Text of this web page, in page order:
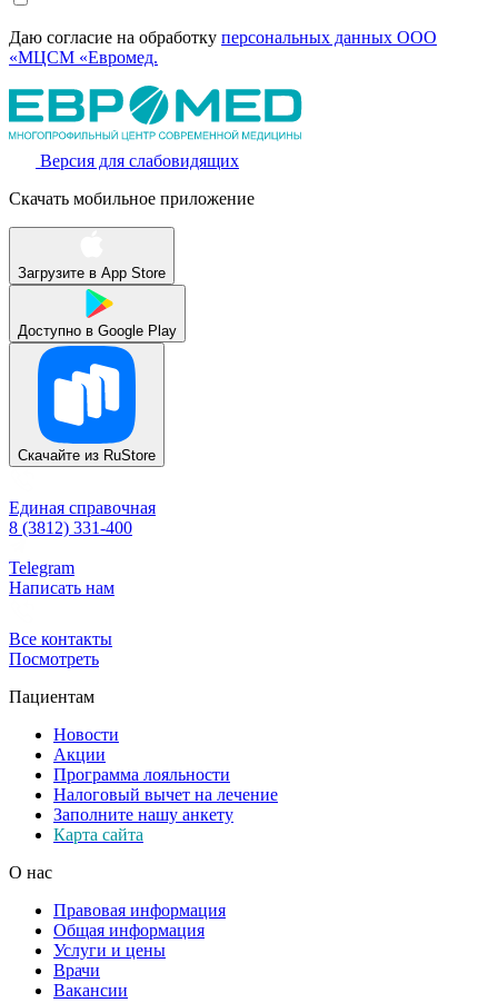
Даю согласие на обработку персональных данных ООО
«МЦСМ «Евромед.
Версия для слабовидящих
Скачать мобильное приложение
Загрузите в App Store
Доступно в Google Play
Скачайте из RuStore
Единая справочная
8 (3812) 331-400
Telegram
Написать нам
Все контакты
Посмотреть
Пациентам
Новости
Акции
Программа лояльности
Налоговый вычет на лечение
Заполните нашу анкету
Карта сайта
О нас
Правовая информация
Общая информация
Услуги и цены
Врачи
Вакансии